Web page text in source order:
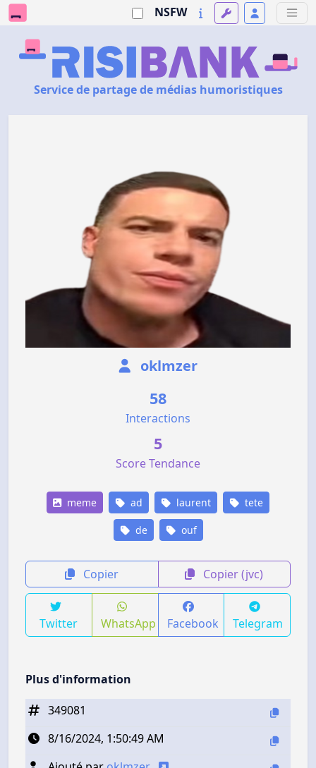
NSFW
Service de partage de médias humoristiques
oklmzer
58
Interactions
5
Score Tendance
meme ad laurent tete
de ouf
Copier Copier (jvc)
Twitter WhatsApp Facebook Telegram
Plus d'information
349081
8/16/2024, 1:50:49 AM